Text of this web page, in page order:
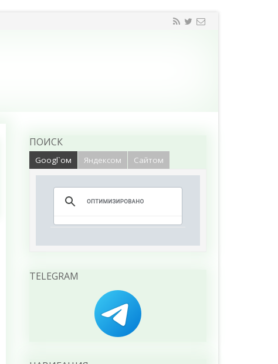
ПОИСК
Googl`ом Яндексом Сайтом
TELEGRAM